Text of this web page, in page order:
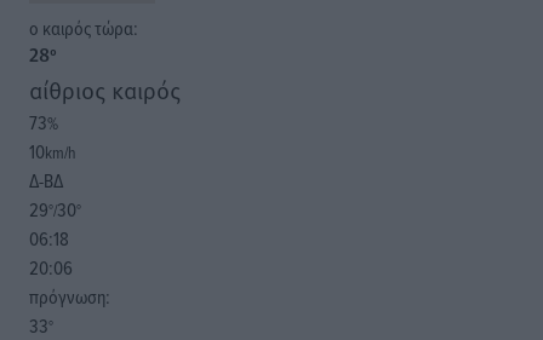
o καιρός τώρα:
28°
αίθριος καιρός
73%
10km/h
Δ-ΒΔ
29°/30°
06:18
20:06
πρόγνωση:
33°